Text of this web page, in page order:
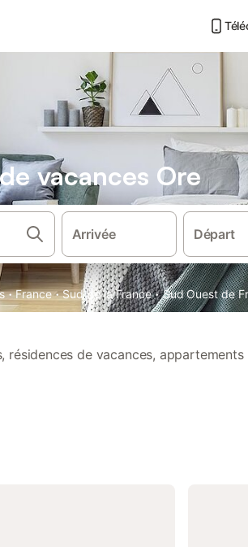
vacances Ore
Arrivée Départ
· France · Sud de la France · Sud Ouest de
résidences de vacances,